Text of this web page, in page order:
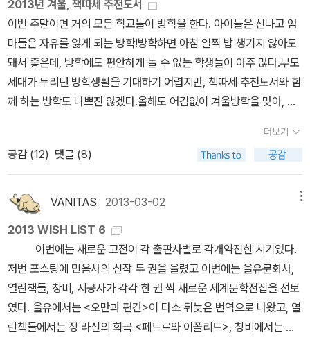
구원자의 모습을 동시에 가진 야누스 같은 존재다. 인류의 삶을 파괴
하기도, 생명 활동을 돕기도 한다. 숙주인 사람과 우리가 병원체로 생
각하는 바이러스가 공존하는 것도 하나의 자연 질서다. 감기 바이러
스는 언제 어디서나 우리를 둘러싸여 있고, 계속 우리 몸에 침투하고
있다. 감기에 걸리고 걸리지 않음은, 바이러스가 아닌 몸의 면역력에
의해서 결정된다. 그래서 나는 감기에 걸리면 감기약을 먹지 않는 편
여 면역력이 약해졌음을 알리는 경고 신호가 된다. 이럴 때 약을 의지
하기보다는 면역력이 회복될 수 있게 휴식을 취하는 것이 좋다. 야근
과 주말근무를 당연하게 여기는 헬조선식 근로문화가 사라지지 않는
이상, 감기는 불치병으로 매년 우리를 괴롭힐 것이다. ※ 지나 콜라타
의 《독감》은 1999년에 출간되었고, 2003년에 국내에 번역되었다.
지나 콜라타는 스페인 독감을 일으킨 바이러스의 정체를 밝히기 위해
《독감》을 집필했다. 이 책이 출간되고, 4년 뒤 국내에 소개되는 동안
스페인 독감의 원인이 밝혀지지 않았다. 그래도 독감이 인류에 미친
영향을 소개하는데 이만한 책은 없다. 2005년, 스페인 독감은 A형
인플루엔자 바이러스의 변형인 ‘H1N1’으로 밝혀졌다. 우린 이 바이
러스의 이름을 기억하지 못해도, 너무나도 친숙한 녀석이다. 2009년
감염된 사람 중 85퍼센트는 아무 증상도 없다. 나머지 15퍼센트는
열, 발진, 두통울 겪으며, 그 중 38퍼센트는 입원해야 한다. 압원기간
은 평균 5일쯤 된다. 감염자 150명중 1명운 뇌염에 걸린다. 1999~2
008년에 미국의사들이 보고한 웨스트나일바이러스 환자는 2만 8,9
61명이었다. 그 중 1,113명이 사망했다. (113쪽, 바이러스 행성 / 칼
짐머 /위즈덤하우스) 이제 한국도 지도에 색칠되어야 하나?
특한 단백질을 만드는 능력을 갖추고 있다. 이른바 면역 작용 이라는
것이다.' 저자는 바이러스가 인간과 공존해 왔고, 공존해야 할 생명체
로 본다. '모든 생물이 새로운 삶을 추구하고 그러한 삶에 다시 영향을
미치는 상대적인 현상을 공진화coevolution라고 한다.'이 책과 더불
어 <바이러스는 적인가>나 미생물관련 책들을 읽어본다면 미생물의
하우스 / 13,000원 쉽게 읽을만한 책으로 <기생충의 제국>으로 유
명한 칼 짐머의 <바이러스 행성>이다. 일단 150페이지가 되지 않은
짧은 책 속에서 몇 개의 대표적인 바이러스를 통해 이야기를 엮어낸
다. 어떤 바이러스는 치명적인 것임이 분명하지만 바이러스가 지구,
생명과의 관계, 유전자 전달등의 관계 등을 같이 봐야 한다. 그래서 저
자는 감기를 일으키는 리노바이러스, 독감을 일으키는 인플루엔자바
이러스를 오래된 동료라 부른다. '바이러스가 다른 생물들과 어떻게
다른지를 파악하려고 애쓰기 보다는, 바이러스와 다른 생물들이 어떻
게 연속체를 이루는지를 생각하는 편이 더 유용할 수 있다. 우리 인간
은 포유동물과 바이러스의 분리할 수 없는 혼합물이다. ... 우리가 들
이마시는 산소 중 일부는 바다에 사는 바이러스와 세균의 혼합체를
한 방안을 제시하고 있다.기억에는 조류독감(조류 인플루엔자)과 신
종 플루 등이 유행했을 때 바이러스에 관한 책들이 몇 권 나온 것 같은
데, 다시 상기하자면 칼 짐머의 <바이러스 행성>(위즈덤하우스, 201
3), 앤드류 니키포록의 <대혼란>(알마, 2010) 등이다. <바이러스
행성>에 대한 소개는 이렇다. '뉴욕타임즈'가 “우리가 아는 최고의 과
학 저술가”라고 극찬한 칼 짐머의 역작. 우리는 흔히 바이러스 하면
인간에게 해로운 것을 먼저 떠올린다. 독감 바이러스, HIV 바이러스,
에볼라 바이러스, 천연두 바이러스가 그렇다. 하지만 과연 바이러스
바이러스는 없앨 수도 없고 없어지지도 않을 것이다. '바이러스 행
성'에 사는 이상, 바이러스와 어떻게 공생할 수 있을지 지혜가 필요하
다... 15. 06. 12.
2013년 겨울, 책따세 추천도서
이번 주말이면 거의 모든 학교들이 방학을 한다. 아이들은 신나고 엄
마들은 자유를 잃게 되는 방학!방학하면 아침 일찍 밥 챙기지 않아도
돼서 좋은데, 방학에도 편안하게 놀 수 없는 학생들이 아주 많다.부모
세대가 누리던 방학생활을 기대하기 어렵지만, 책따세 추천도서와 함
께 하는 방학도 나쁘진 않겠다.올해도 어김없이 겨울방학을 맞아, 책
책따세 추천도서 중에 내가 읽은 책은 하나도 안 보인다. ㅠ알라딘 지
존 마태우스님의 <서민의 기생충 열전>이 들어 있어 반갑다. 개인적
으로 묻지도 따지지도 않고 신뢰하는, 책따세 추천도서에 당당히 입
성한 마태우스님 축하합니다!! 출처 : 책따세 공식 홈페이지 ( http://
www.readread.or.kr ) ◎ 2013년 겨울, 책따세가 청소년에게 권
하는 책 목록 ◎총 24종(문학 8종, 인문.사회 8종, 과학 6종, 예술 2
종) 문학 8종󰡔꽃피는 용산󰡕, 김재호 지음/ 서해문집 (중2, 문학)󰡔뽀
이들이 온다󰡕, 윤혜숙 지음/ 사계절 (중2, 문학)󰡔첫날밤 이야기󰡕, 박
정애 지음/ 단비출판사 (중2, 문학)󰡔너는 착한 아이야󰡕, 나카와키 하
쓰에 지음/ 홍성민 옮김/ 작은씨앗 (중3, 문학)󰡔숲에서 만나다󰡕, 최
창남 지음/ 뿌리와이파리 (중3, 문학)󰡔삶을 일깨우는 옛이야기의 힘
더보기
공감 (12) 댓글 (8)
VANITAS 2013-03-02
2013 WISH LIST 6
이번에는 새로운 고전이 각 출판사별로 각개약진한 시기였다.
저번 포스팅에 민음사의 신작 두 권을 올렸고 이번에는 을유문화사,
열린책들, 창비, 시공사가 각각 한 권 씩 새로운 세계문학전집을 선보
였다. 을유에서는 <오만과 편견>이 다소 뒤늦은 번역으로 나왔고, 열
린책들에서는 장 라신의 희곡 <페드르와 이폴리트>, 창비에서는 클